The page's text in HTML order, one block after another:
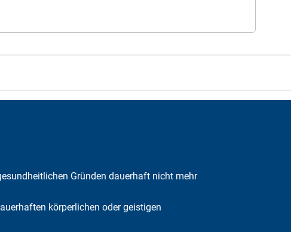
Gründen dauerhaft nicht mehr
körperlichen oder geistigen